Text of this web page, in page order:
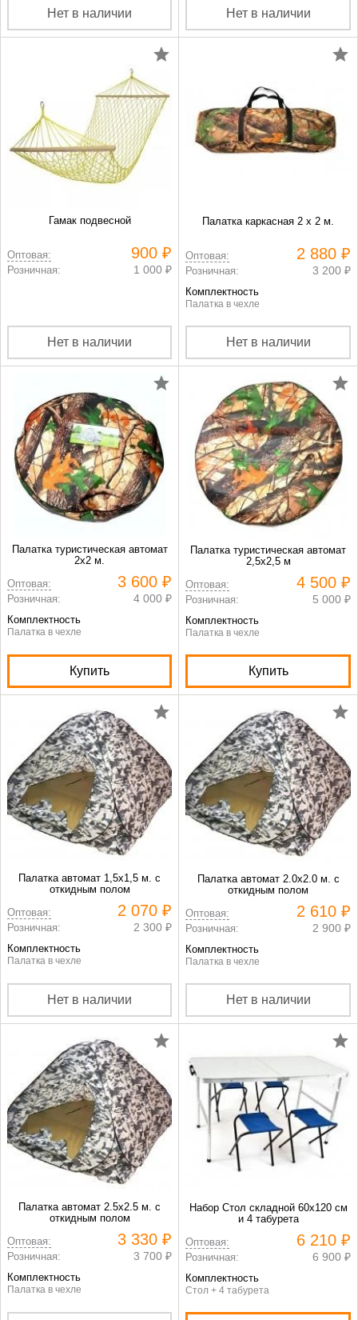
Нет в наличии Нет в наличии
Гамак подвесной
Оптовая: 900 ₽
Розничная: 1 000 ₽
Нет в наличии
Палатка каркасная 2 х 2 м.
Оптовая: 2 880 ₽
Розничная: 3 200 ₽
Комплектность
Палатка в чехле
Нет в наличии
Палатка туристическая автомат
2х2 м.
Оптовая:
3 600 ₽
Розничная: 4 000 ₽
Комплектность
Палатка в чехле
Купить
Палатка туристическая автомат
2,5х2,5 м
Оптовая:
4 500 ₽
Розничная: 5 000 ₽
Комплектность
Палатка в чехле
Купить
Палатка автомат 1,5х1,5 м. с
откидным полом
Оптовая:
2 070 ₽
Розничная: 2 300 ₽
Комплектность
Палатка в чехле
Нет в наличии
Палатка автомат 2.0х2.0 м. с
откидным полом
Оптовая:
2 610 ₽
Розничная: 2 900 ₽
Комплектность
Палатка в чехле
Нет в наличии
Палатка автомат 2.5х2.5 м. с
откидным полом
Оптовая:
3 330 ₽
Розничная: 3 700 ₽
Комплектность
Палатка в чехле
Набор Стол складной 60х120 см
и 4 табурета
Оптовая:
6 210 ₽
Розничная: 6 900 ₽
Комплектность
Стол + 4 табурета